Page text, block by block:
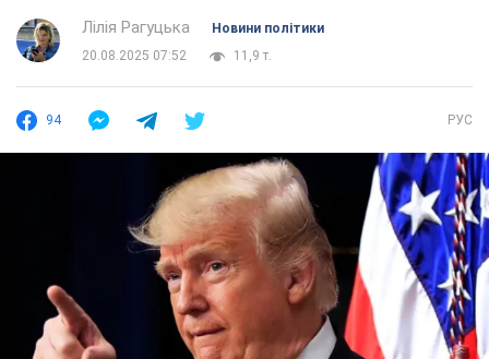
Лілія Рагуцька
Новини політики
20.08.2025 07:52
11,9 т.
94 РУС